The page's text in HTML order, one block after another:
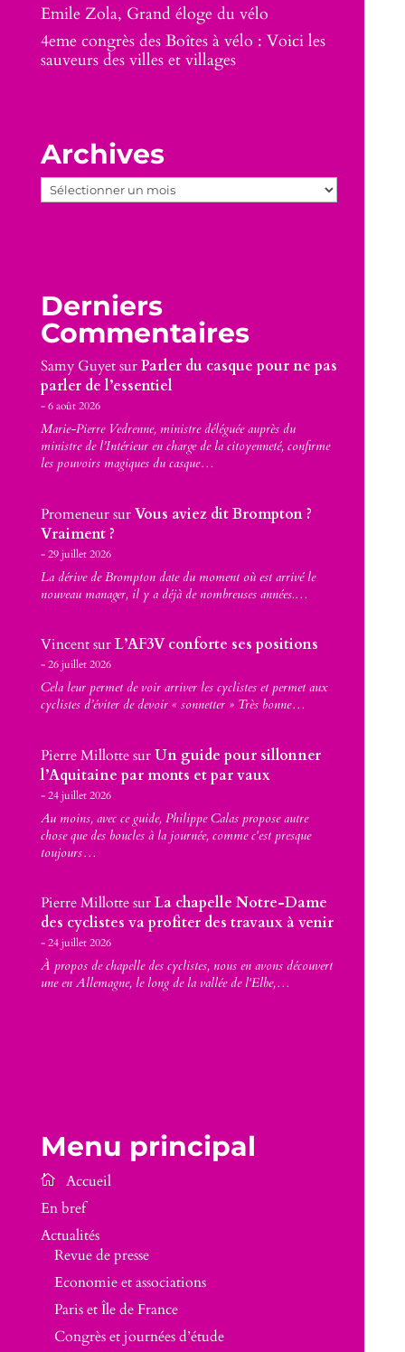
Emile Zola, Grand éloge du vélo
4eme congrès des Boîtes à vélo : Voici les
sauveurs des villes et villages
Archives
Archives
Derniers
Commentaires
Samy GuyetsurParler du casque pour ne pas
parler de l’essentiel
6 août 2026
Marie-Pierre Vedrenne, ministre déléguée auprès du
ministre de l’Intérieur en charge de la citoyenneté, confirme
les pouvoirs magiques du casque…
PromeneursurVous aviez dit Brompton ?
Vraiment ?
29 juillet 2026
La dérive de Brompton date du moment où est arrivé le
nouveau manager, il y a déjà de nombreuses années.…
VincentsurL’AF3V conforte ses positions
26 juillet 2026
Cela leur permet de voir arriver les cyclistes et permet aux
cyclistes d’éviter de devoir « sonnetter » Très bonne…
Pierre MillottesurUn guide pour sillonner
l’Aquitaine par monts et par vaux
24 juillet 2026
Au moins, avec ce guide, Philippe Calas propose autre
chose que des boucles à la journée, comme c'est presque
toujours…
Pierre MillottesurLa chapelle Notre-Dame
des cyclistes va profiter des travaux à venir
24 juillet 2026
À propos de chapelle des cyclistes, nous en avons découvert
une en Allemagne, le long de la vallée de l'Elbe,…
Menu principal
En bref
Actualités
Revue de presse
Economie et associations
Paris et Île de France
Congrès et journées d’étude